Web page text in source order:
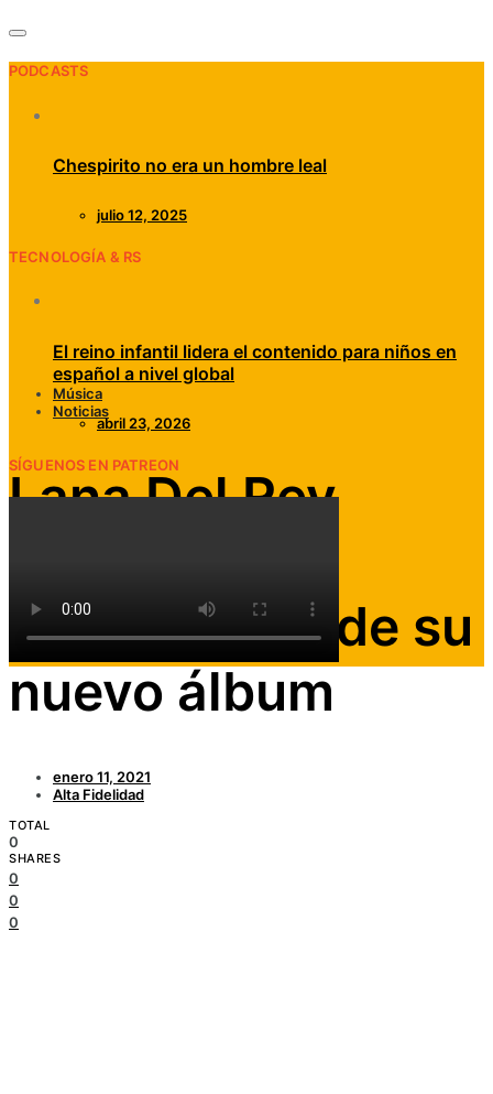
PODCASTS
Chespirito no era un hombre leal
julio 12, 2025
TECNOLOGÍA & RS
El reino infantil lidera el contenido para niños en
español a nivel global
abril 23, 2026
SÍGUENOS EN PATREON
Música
Noticias
Lana Del Rey
lanzamiento de su
nuevo álbum
enero 11, 2021
Alta Fidelidad
TOTAL
0
SHARES
0
0
0